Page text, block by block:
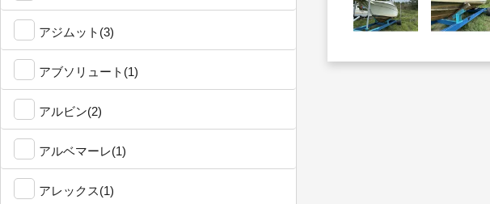
アジムット(3)
アブソリュート(1)
アルビン(2)
アルベマーレ(1)
アレックス(1)